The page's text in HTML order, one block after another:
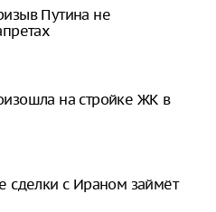
Путина не
на стройке ЖК в
сделки с Ираном займёт